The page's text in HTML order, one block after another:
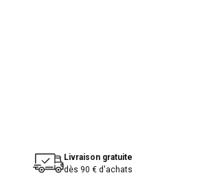
Livraison gratuite
dès 90 € d'achats